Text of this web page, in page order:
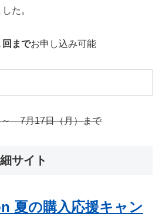
た。
回までお申し込み可能
～ 7月17日（月）まで
サイト
夏の購入応援キャン